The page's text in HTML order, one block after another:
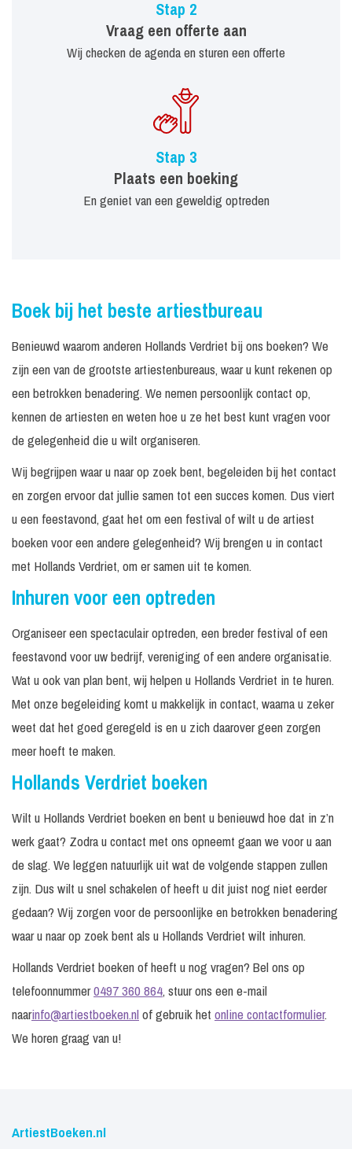
Stap 2
Vraag een offerte aan
Wij checken de agenda en sturen een offerte
Stap 3
Plaats een boeking
En geniet van een geweldig optreden
Boek bij het beste artiestbureau
Benieuwd waarom anderen Hollands Verdriet bij ons boeken? We
zijn een van de grootste artiestenbureaus, waar u kunt rekenen op
een betrokken benadering. We nemen persoonlijk contact op,
kennen de artiesten en weten hoe u ze het best kunt vragen voor
de gelegenheid die u wilt organiseren.
Wij begrijpen waar u naar op zoek bent, begeleiden bij het contact
en zorgen ervoor dat jullie samen tot een succes komen. Dus viert
u een feestavond, gaat het om een festival of wilt u de artiest
boeken voor een andere gelegenheid? Wij brengen u in contact
met Hollands Verdriet, om er samen uit te komen.
Inhuren voor een optreden
Organiseer een spectaculair optreden, een breder festival of een
feestavond voor uw bedrijf, vereniging of een andere organisatie.
Wat u ook van plan bent, wij helpen u Hollands Verdriet in te huren.
Met onze begeleiding komt u makkelijk in contact, waarna u zeker
weet dat het goed geregeld is en u zich daarover geen zorgen
meer hoeft te maken.
Hollands Verdriet boeken
Wilt u Hollands Verdriet boeken en bent u benieuwd hoe dat in z’n
werk gaat? Zodra u contact met ons opneemt gaan we voor u aan
de slag. We leggen natuurlijk uit wat de volgende stappen zullen
zijn. Dus wilt u snel schakelen of heeft u dit juist nog niet eerder
gedaan? Wij zorgen voor de persoonlijke en betrokken benadering
waar u naar op zoek bent als u Hollands Verdriet wilt inhuren.
Hollands Verdriet boeken of heeft u nog vragen? Bel ons op
telefoonnummer0497 360 864, stuur ons een e-mail
naarinfo@artiestboeken.nlof gebruik het online contactformulier.
We horen graag van u!
ArtiestBoeken.nl